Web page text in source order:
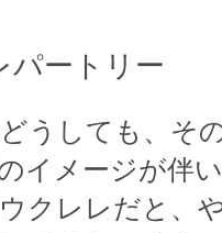
パートリー
うしても、そ
イメージが伴
クレレだと、